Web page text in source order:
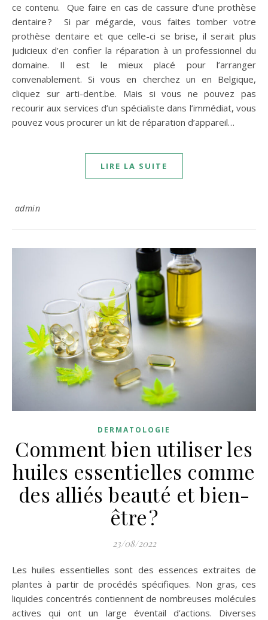
ce contenu. Que faire en cas de cassure d’une prothèse
dentaire ? Si par mégarde, vous faites tomber votre
prothèse dentaire et que celle-ci se brise, il serait plus
judicieux d’en confier la réparation à un professionnel du
domaine. Il est le mieux placé pour l’arranger
convenablement. Si vous en cherchez un en Belgique,
cliquez sur arti-dent.be. Mais si vous ne pouvez pas
recourir aux services d’un spécialiste dans l’immédiat, vous
pouvez vous procurer un kit de réparation d’appareil…
LIRE LA SUITE
admin
DERMATOLOGIE
Comment bien utiliser les
huiles essentielles comme
des alliés beauté et bien-
être ?
23/08/2022
Les huiles essentielles sont des essences extraites de
plantes à partir de procédés spécifiques. Non gras, ces
liquides concentrés contiennent de nombreuses molécules
actives qui ont un large éventail d’actions. Diverses